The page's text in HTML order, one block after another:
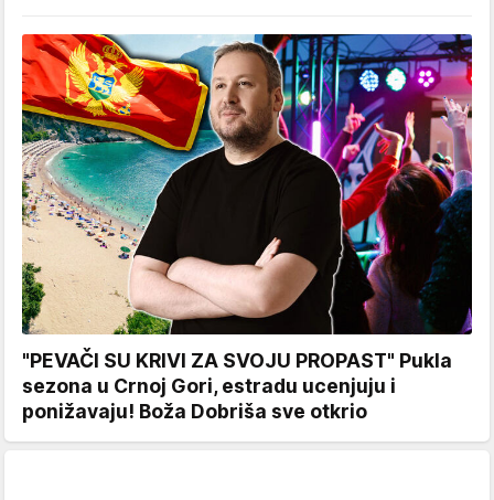
"PEVAČI SU KRIVI ZA SVOJU PROPAST" Pukla
sezona u Crnoj Gori, estradu ucenjuju i
ponižavaju! Boža Dobriša sve otkrio